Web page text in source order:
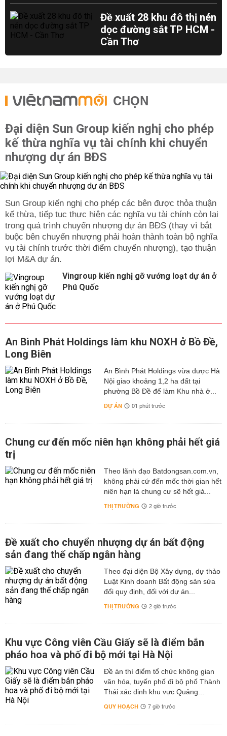
Đề xuất 28 khu đô thị nén
dọc đường sắt TP HCM -
Cần Thơ
CHỌN
Đại diện Sun Group kiến nghị cho phép
kế thừa nghĩa vụ tài chính khi chuyển
nhượng dự án BĐS
Sun Group kiến nghị cho phép các bên được thỏa thuận
kế thừa, tiếp tục thực hiện các nghĩa vụ tài chính còn lại
trong quá trình chuyển nhượng dự án BĐS (thay vì bắt
buộc bên chuyển nhượng phải hoàn thành toàn bộ nghĩa
vụ tài chính trước thời điểm chuyển nhượng), tạo thuận
lợi M&A dự án.
Vingroup kiến nghị gỡ vướng loạt dự án ở
Phú Quốc
An Bình Phát Holdings làm khu NOXH ở Bồ Đề,
Long Biên
An Bình Phát Holdings vừa được Hà
Nội giao khoảng 1,2 ha đất tại
phường Bồ Đề để làm Khu nhà ở...
DỰ ÁN 01 phút trước
Chung cư đến mốc niên hạn không phải hết giá
trị
Theo lãnh đạo Batdongsan.com.vn,
không phải cứ đến mốc thời gian hết
niên hạn là chung cư sẽ hết giá...
THỊ TRƯỜNG 2 giờ trước
Đề xuất cho chuyển nhượng dự án bất động
sản đang thế chấp ngân hàng
Theo đại diện Bộ Xây dựng, dự thảo
Luật Kinh doanh Bất động sản sửa
đổi quy định, đối với dự án...
THỊ TRƯỜNG 2 giờ trước
Khu vực Công viên Cầu Giấy sẽ là điểm bắn
pháo hoa và phố đi bộ mới tại Hà Nội
Đề án thí điểm tổ chức không gian
văn hóa, tuyến phố đi bộ phố Thành
Thái xác định khu vực Quảng...
QUY HOẠCH 7 giờ trước